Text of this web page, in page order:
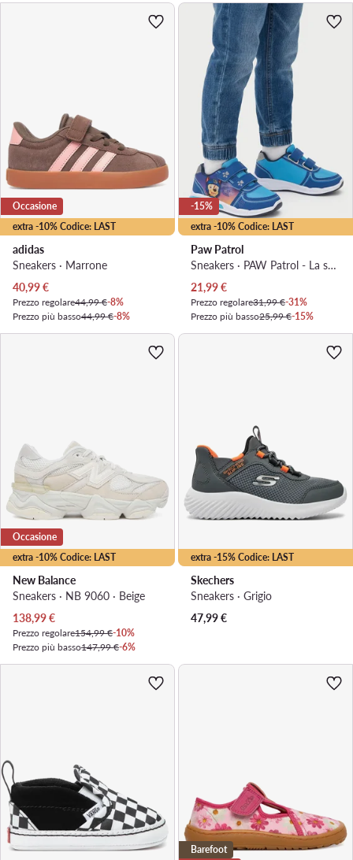
extra -10% Codice: LAST
Occasione
adidas
Sneakers · Marrone
Prezzo attuale
40,99€
Prezzo regolare44,99 €-8%
Prezzo più basso44,99 €-8%
extra -10% Codice: LAST
-15%
Paw Patrol
Sneakers · PAW Patrol - La squadra dei cuccioli · Blu
Prezzo attuale
21,99€
Prezzo regolare31,99 €-31%
Prezzo più basso25,99 €-15%
extra -10% Codice: LAST
Occasione
New Balance
Sneakers · NB 9060 · Beige
Prezzo attuale
138,99€
Prezzo regolare154,99 €-10%
Prezzo più basso147,99 €-6%
extra -15% Codice: LAST
Skechers
Sneakers · Grigio
47,99€
Barefoot